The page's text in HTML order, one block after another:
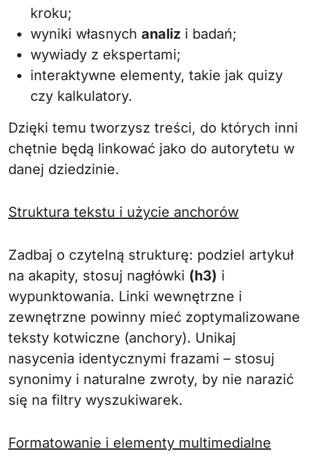
kroku;
wyniki własnych analiz i badań;
wywiady z ekspertami;
interaktywne elementy, takie jak quizy
czy kalkulatory.
Dzięki temu tworzysz treści, do których inni
chętnie będą linkować jako do autorytetu w
danej dziedzinie.
Struktura tekstu i użycie anchorów
Zadbaj o czytelną strukturę: podziel artykuł
na akapity, stosuj nagłówki (h3) i
wypunktowania. Linki wewnętrzne i
zewnętrzne powinny mieć zoptymalizowane
teksty kotwiczne (anchory). Unikaj
nasycenia identycznymi frazami – stosuj
synonimy i naturalne zwroty, by nie narazić
się na filtry wyszukiwarek.
Formatowanie i elementy multimedialne